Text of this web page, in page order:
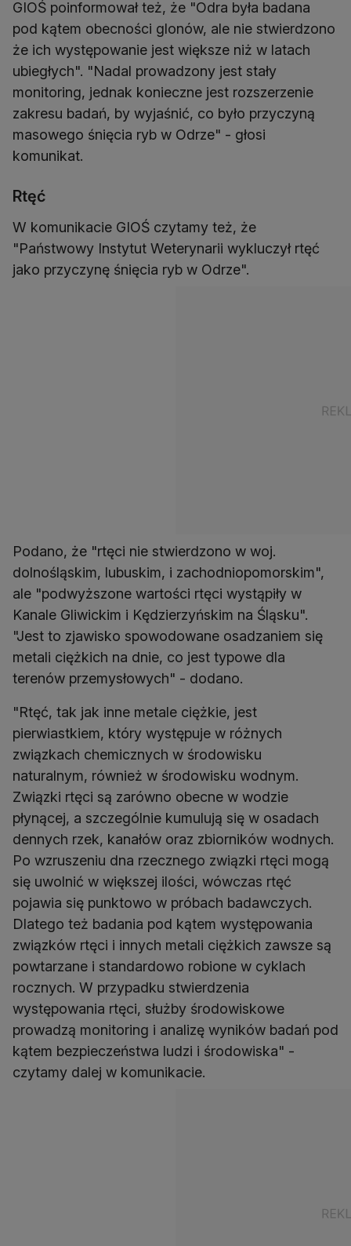
GIOŚ poinformował też, że "Odra była badana
pod kątem obecności glonów, ale nie stwierdzono
że ich występowanie jest większe niż w latach
ubiegłych". "Nadal prowadzony jest stały
monitoring, jednak konieczne jest rozszerzenie
zakresu badań, by wyjaśnić, co było przyczyną
masowego śnięcia ryb w Odrze" - głosi
komunikat.
Rtęć
W komunikacie GIOŚ czytamy też, że
"Państwowy Instytut Weterynarii wykluczył rtęć
jako przyczynę śnięcia ryb w Odrze".
Podano, że "rtęci nie stwierdzono w woj.
dolnośląskim, lubuskim, i zachodniopomorskim",
ale "podwyższone wartości rtęci wystąpiły w
Kanale Gliwickim i Kędzierzyńskim na Śląsku".
"Jest to zjawisko spowodowane osadzaniem się
metali ciężkich na dnie, co jest typowe dla
terenów przemysłowych" - dodano.
"Rtęć, tak jak inne metale ciężkie, jest
pierwiastkiem, który występuje w różnych
związkach chemicznych w środowisku
naturalnym, również w środowisku wodnym.
Związki rtęci są zarówno obecne w wodzie
płynącej, a szczególnie kumulują się w osadach
dennych rzek, kanałów oraz zbiorników wodnych.
Po wzruszeniu dna rzecznego związki rtęci mogą
się uwolnić w większej ilości, wówczas rtęć
pojawia się punktowo w próbach badawczych.
Dlatego też badania pod kątem występowania
związków rtęci i innych metali ciężkich zawsze są
powtarzane i standardowo robione w cyklach
rocznych. W przypadku stwierdzenia
występowania rtęci, służby środowiskowe
prowadzą monitoring i analizę wyników badań pod
kątem bezpieczeństwa ludzi i środowiska" -
czytamy dalej w komunikacie.